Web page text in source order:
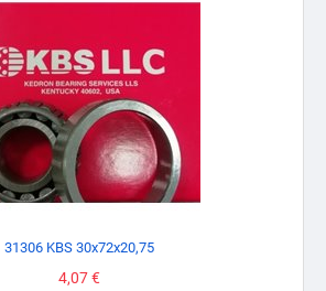
31306 KBS 30x72x20,75
Prezzo
4,07 €